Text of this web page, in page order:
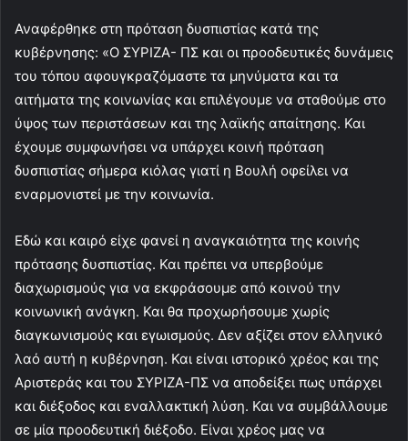
Αναφέρθηκε στη πρόταση δυσπιστίας κατά της
κυβέρνησης: «Ο ΣΥΡΙΖΑ- ΠΣ και οι προοδευτικές δυνάμεις
του τόπου αφουγκραζόμαστε τα μηνύματα και τα
αιτήματα της κοινωνίας και επιλέγουμε να σταθούμε στο
ύψος των περιστάσεων και της λαϊκής απαίτησης. Και
έχουμε συμφωνήσει να υπάρχει κοινή πρόταση
δυσπιστίας σήμερα κιόλας γιατί η Βουλή οφείλει να
εναρμονιστεί με την κοινωνία.
Εδώ και καιρό είχε φανεί η αναγκαιότητα της κοινής
πρότασης δυσπιστίας. Και πρέπει να υπερβούμε
διαχωρισμούς για να εκφράσουμε από κοινού την
κοινωνική ανάγκη. Και θα προχωρήσουμε χωρίς
διαγκωνισμούς και εγωισμούς. Δεν αξίζει στον ελληνικό
λαό αυτή η κυβέρνηση. Και είναι ιστορικό χρέος και της
Αριστεράς και του ΣΥΡΙΖΑ-ΠΣ να αποδείξει πως υπάρχει
και διέξοδος και εναλλακτική λύση. Και να συμβάλλουμε
σε μία προοδευτική διέξοδο. Είναι χρέος μας να